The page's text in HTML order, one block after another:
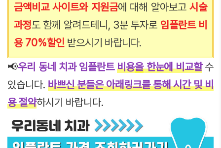
금액비교 사이트와 지원금에 대해 알아보고 시술
과정도 함께 알려드테니, 3분 투자로 임 플란트 비
용 70%할인 받으시 기 바랍니다.
📢우리 동네 치과 임플란트비용을한눈에 비교할수
있습니다. 바쁘신 분들은 아래링크를 통해 시간 및 비
용 절약하시기 바랍니다.